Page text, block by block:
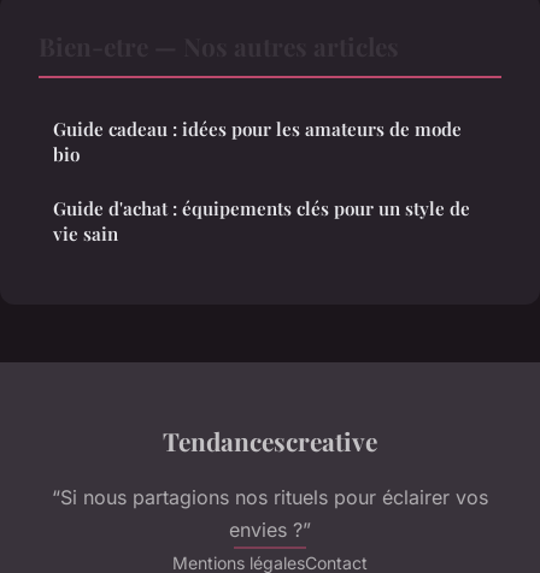
Guide cadeau : idées pour les amateurs de mode
bio
Guide d'achat : équipements clés pour un style de
vie sain
Tendancescreative
“Si nous partagions nos rituels pour éclairer vos
envies ?”
Mentions légalesContact